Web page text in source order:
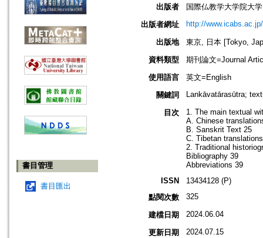
書目管理
書目匯出
出版者
国際仏教学大学院大学
出版者網址
http://www.icabs.ac.jp/
出版地
東京, 日本 [Tokyo,
資料類型
期刊論文=Journal
使用語言
英文=English
關鍵詞
Lankāvatārasūtra;
目次
1. The main textual
A. Chinese
B. Sanskrit Text 25
C. Tibetan
2. Traditional
Bibliography 39
Abbreviations 39
ISSN
13434128 (P)
點閱次數
325
建檔日期 2024.06.04
更新日期 2024.07.15